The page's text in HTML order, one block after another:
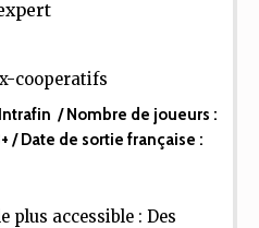
Intrafin / Nombre de joueurs :
/ Date de sortie française :
plus accessible : Des